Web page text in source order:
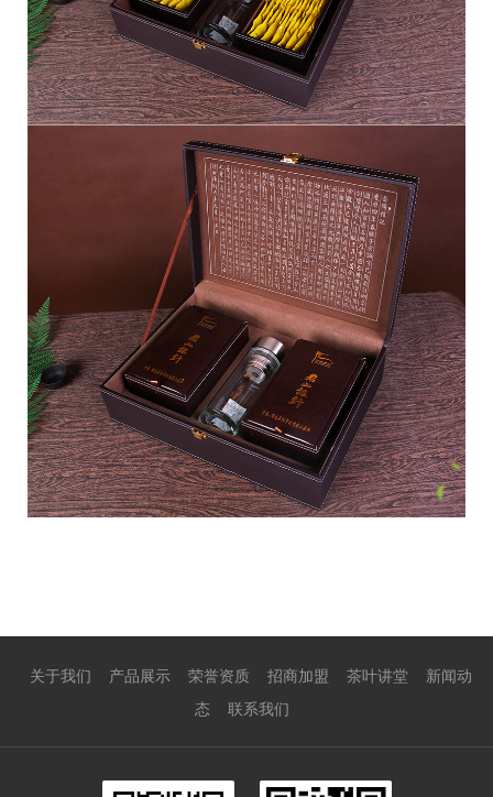
关于我们 产品展示 荣誉资质 招商加盟 茶叶讲堂
新闻动
态
联系我们